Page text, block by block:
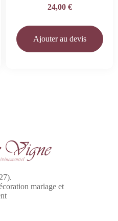
24,00 €
Ajouter au devis
mariage et